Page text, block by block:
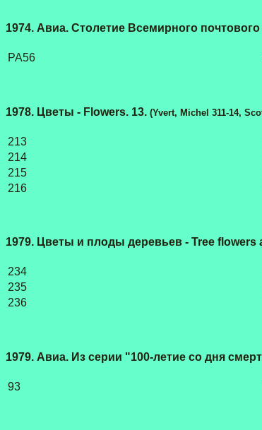
1974. Авиа. Столетие Всемирного
PA56
1978. Цветы - Flowers. 13. (Yvert, Michel 311-14,
213
214
215
216
1979. Цветы и плоды деревьев - Tree flowers
234
235
236
1979. Авиа. Из серии "100-летие со дня
93